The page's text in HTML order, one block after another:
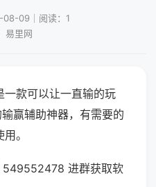
09｜阅读：1
易里网
一款可以让一直输的玩
赢辅助神器，有需要的
。
549552478 进群获取软